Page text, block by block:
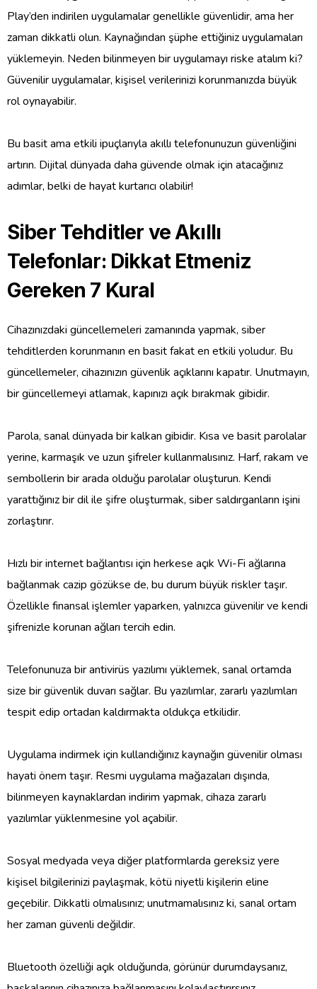
Play’den indirilen uygulamalar genellikle güvenlidir, ama her
zaman dikkatli olun. Kaynağından şüphe ettiğiniz uygulamaları
yüklemeyin. Neden bilinmeyen bir uygulamayı riske atalım ki?
Güvenilir uygulamalar, kişisel verilerinizi korunmanızda büyük
rol oynayabilir.
Bu basit ama etkili ipuçlarıyla akıllı telefonunuzun güvenliğini
artırın. Dijital dünyada daha güvende olmak için atacağınız
adımlar, belki de hayat kurtarıcı olabilir!
Siber Tehditler ve Akıllı
Telefonlar: Dikkat Etmeniz
Gereken 7 Kural
Cihazınızdaki güncellemeleri zamanında yapmak, siber
tehditlerden korunmanın en basit fakat en etkili yoludur. Bu
güncellemeler, cihazınızın güvenlik açıklarını kapatır. Unutmayın,
bir güncellemeyi atlamak, kapınızı açık bırakmak gibidir.
Parola, sanal dünyada bir kalkan gibidir. Kısa ve basit parolalar
yerine, karmaşık ve uzun şifreler kullanmalısınız. Harf, rakam ve
sembollerin bir arada olduğu parolalar oluşturun. Kendi
yarattığınız bir dil ile şifre oluşturmak, siber saldırganların işini
zorlaştırır.
Hızlı bir internet bağlantısı için herkese açık Wi-Fi ağlarına
bağlanmak cazip gözükse de, bu durum büyük riskler taşır.
Özellikle finansal işlemler yaparken, yalnızca güvenilir ve kendi
şifrenizle korunan ağları tercih edin.
Telefonunuza bir antivirüs yazılımı yüklemek, sanal ortamda
size bir güvenlik duvarı sağlar. Bu yazılımlar, zararlı yazılımları
tespit edip ortadan kaldırmakta oldukça etkilidir.
Uygulama indirmek için kullandığınız kaynağın güvenilir olması
hayati önem taşır. Resmi uygulama mağazaları dışında,
bilinmeyen kaynaklardan indirim yapmak, cihaza zararlı
yazılımlar yüklenmesine yol açabilir.
Sosyal medyada veya diğer platformlarda gereksiz yere
kişisel bilgilerinizi paylaşmak, kötü niyetli kişilerin eline
geçebilir. Dikkatli olmalısınız; unutmamalısınız ki, sanal ortam
her zaman güvenli değildir.
Bluetooth özelliği açık olduğunda, görünür durumdaysanız,